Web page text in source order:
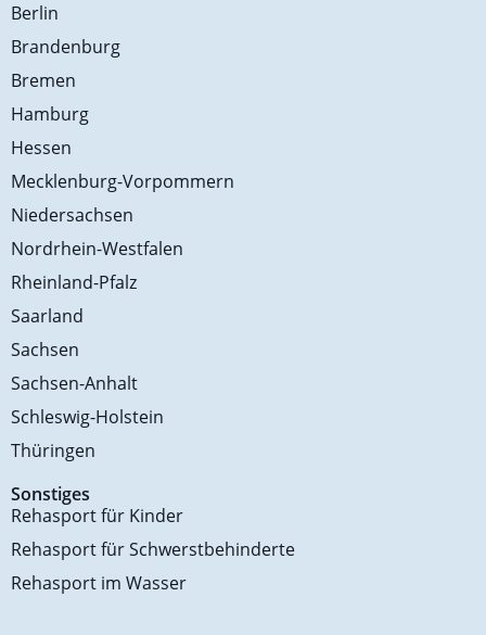
Berlin
Brandenburg
Bremen
Hamburg
Hessen
Mecklenburg-Vorpommern
Niedersachsen
Nordrhein-Westfalen
Rheinland-Pfalz
Saarland
Sachsen
Sachsen-Anhalt
Schleswig-Holstein
Thüringen
Sonstiges
Rehasport für Kinder
Rehasport für Schwerstbehinderte
Rehasport im Wasser